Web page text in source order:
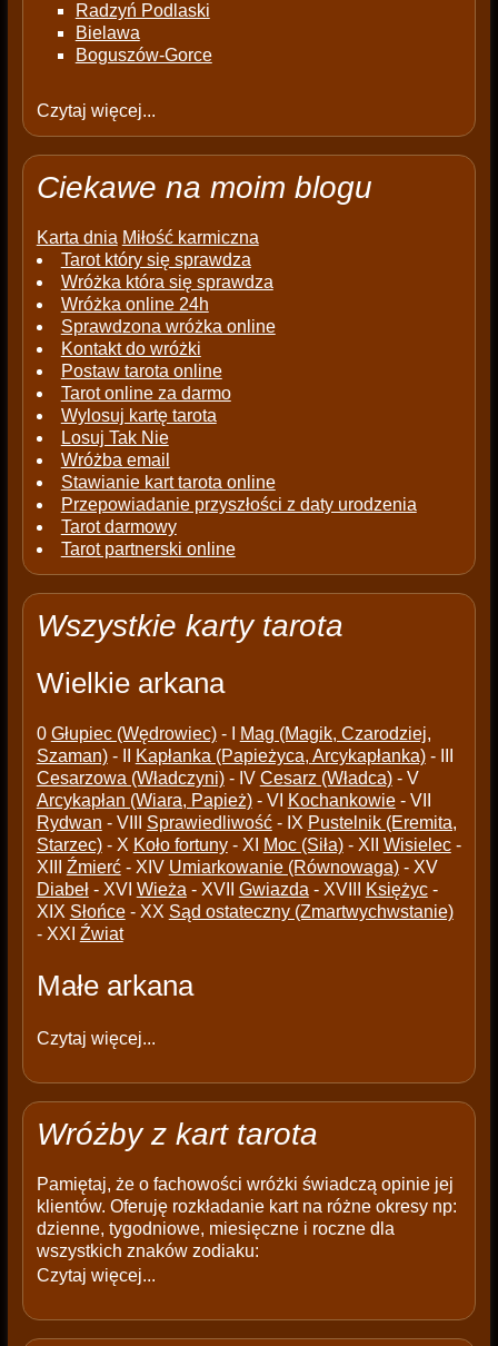
Radzyń Podlaski
Bielawa
Boguszów-Gorce
Czytaj więcej...
Ciekawe na moim blogu
Karta dnia Miłość karmiczna
Tarot który się sprawdza
Wróżka która się sprawdza
Wróżka online 24h
Sprawdzona wróżka online
Kontakt do wróżki
Postaw tarota online
Tarot online za darmo
Wylosuj kartę tarota
Losuj Tak Nie
Wróżba email
Stawianie kart tarota online
Przepowiadanie przyszłości z daty urodzenia
Tarot darmowy
Tarot partnerski online
Wszystkie karty tarota
Wielkie arkana
0 Głupiec (Wędrowiec)- I
Mag (Magik, Czarodziej,
Szaman)- II Kapłanka (Papieżyca, Arcykapłanka)- III
Cesarzowa (Władczyni)- IV Cesarz (Władca)- V
Arcykapłan (Wiara, Papież)- VI Kochankowie- VII
Rydwan - VIII Sprawiedliwość- IX Pustelnik (Eremita,
Starzec)- X Koło fortuny- XI Moc (Siła)- XII Wisielec-
XIII Źmierć- XIV Umiarkowanie (Równowaga)- XV
Diabeł- XVI Wieża - XVII Gwiazda - XVIII Księżyc-
XIX Słońce- XX Sąd ostateczny (Zmartwychwstanie)
- XXI Źwiat
Małe arkana
Czytaj więcej...
Wróżby z kart tarota
Pamiętaj, że o fachowości wróżki świadczą opinie jej
klientów. Oferuję rozkładanie kart na różne okresy np:
dzienne, tygodniowe, miesięczne i roczne dla
wszystkich znaków zodiaku:
Czytaj więcej...